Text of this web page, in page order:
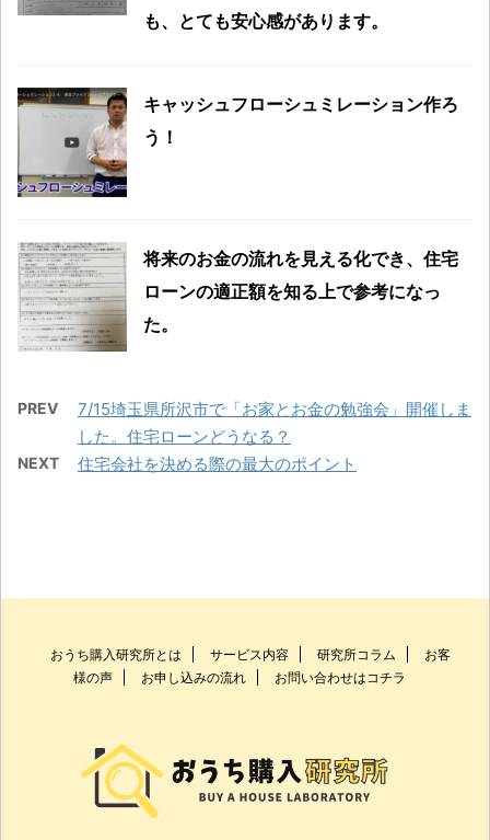
も、とても安心感があります。
キャッシュフローシュミレーション作ろ
う！
将来のお金の流れを見える化でき、住宅
ローンの適正額を知る上で参考になっ
た。
PREV
7/15埼玉県所沢市で「お家とお金の勉強会」開催しま
した。住宅ローンどうなる？
NEXT 住宅会社を決める際の最大のポイント
おうち購入研究所とは サービス内容 研究所コラム
お客
様の声
お申し込みの流れ お問い合わせはコチラ